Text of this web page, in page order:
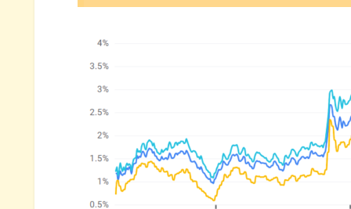
米国市場のトピックス
過去最大の資金調達OpenAIの
4月の注目イベントについて
まとめ